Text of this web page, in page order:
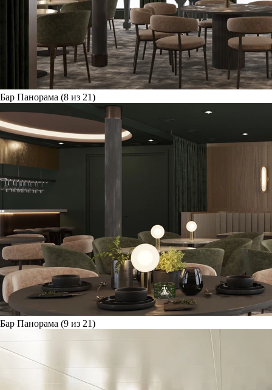
Бар Панорама (8 из 21)
Бар Панорама (9 из 21)